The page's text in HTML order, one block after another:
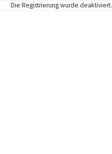
Die Registrierung wurde deaktiviert.